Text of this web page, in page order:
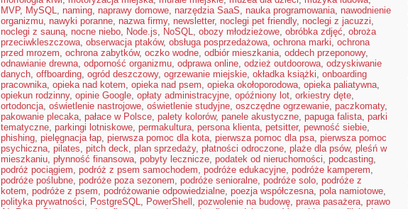
MVP, MySQL, naming, naprawy domowe, narzędzia SaaS, nauka programowania, nawodnienie
organizmu, nawyki poranne, nazwa firmy, newsletter, noclegi pet friendly, noclegi z jacuzzi,
noclegi z sauną, nocne niebo, Node.js, NoSQL, obozy młodzieżowe, obróbka zdjęć, obroża
przeciwkleszczowa, obserwacja ptaków, obsługa posprzedażowa, ochrona marki, ochrona
przed mrozem, ochrona zabytków, oczko wodne, odbiór mieszkania, oddech przeponowy,
odnawianie drewna, odporność organizmu, odprawa online, odzież outdoorowa, odzyskiwanie
danych, offboarding, ogród deszczowy, ogrzewanie miejskie, okładka książki, onboarding
pracownika, opieka nad kotem, opieka nad psem, opieka okołoporodowa, opieka paliatywna,
opiekun rodzinny, opinie Google, opłaty administracyjne, opóźniony lot, orkiestry dęte,
ortodoncja, oświetlenie nastrojowe, oświetlenie studyjne, oszczędne ogrzewanie, paczkomaty,
pakowanie plecaka, pałace w Polsce, palety kolorów, panele akustyczne, papuga falista, parki
tematyczne, parkingi lotniskowe, permakultura, persona klienta, petsitter, pewność siebie,
phishing, pielęgnacja łap, pierwsza pomoc dla kota, pierwsza pomoc dla psa, pierwsza pomoc
psychiczna, pilates, pitch deck, plan sprzedaży, płatności odroczone, plaże dla psów, pleśń w
mieszkaniu, płynność finansowa, pobyty lecznicze, podatek od nieruchomości, podcasting,
podróż pociągiem, podróż z psem samochodem, podróże edukacyjne, podróże kamperem,
podróże poślubne, podróże poza sezonem, podróże senioralne, podróże solo, podróże z
kotem, podróże z psem, podróżowanie odpowiedzialne, poezja współczesna, pola namiotowe,
polityka prywatności, PostgreSQL, PowerShell , pozwolenie na budowę, prawa pasażera, prawo